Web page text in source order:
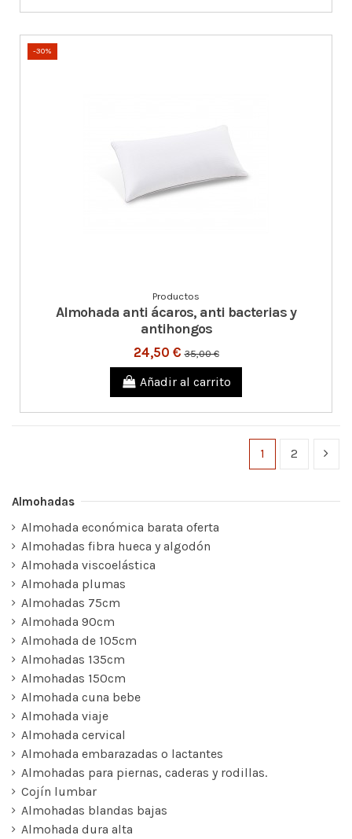
-30%
Productos
Almohada anti ácaros, anti bacterias y
antihongos
24,50 €35,00 €
Añadir al carrito
1 2
Almohadas
Almohada económica barata oferta
Almohadas fibra hueca y algodón
Almohada viscoelástica
Almohada plumas
Almohadas 75cm
Almohada 90cm
Almohada de 105cm
Almohadas 135cm
Almohadas 150cm
Almohada cuna bebe
Almohada viaje
Almohada cervical
Almohada embarazadas o lactantes
Almohadas para piernas, caderas y rodillas.
Cojín lumbar
Almohadas blandas bajas
Almohada dura alta